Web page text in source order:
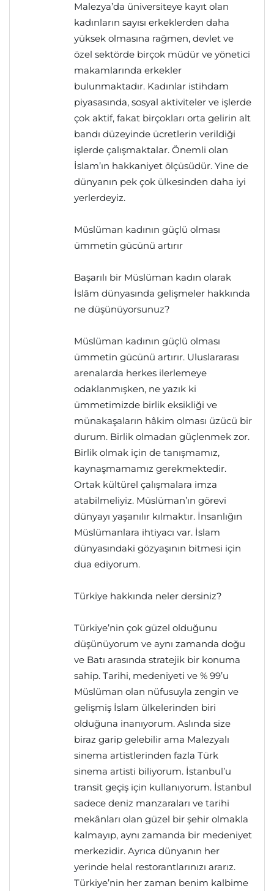
Malezya’da üniversiteye kayıt olan
kadınların sayısı erkeklerden daha
yüksek olmasına rağmen, devlet ve
özel sektörde birçok müdür ve yönetici
makamlarında erkekler
bulunmaktadır. Kadınlar istihdam
piyasasında, sosyal aktiviteler ve işlerde
çok aktif, fakat birçokları orta gelirin alt
bandı düzeyinde ücretlerin verildiği
işlerde çalışmaktalar. Önemli olan
İslam’ın hakkaniyet ölçüsüdür. Yine de
dünyanın pek çok ülkesinden daha iyi
yerlerdeyiz.
Müslüman kadının güçlü olması
ümmetin gücünü artırır
Başarılı bir Müslüman kadın olarak
İslâm dünyasında gelişmeler hakkında
ne düşünüyorsunuz?
Müslüman kadının güçlü olması
ümmetin gücünü artırır. Uluslararası
arenalarda herkes ilerlemeye
odaklanmışken, ne yazık ki
ümmetimizde birlik eksikliği ve
münakaşaların hâkim olması üzücü bir
durum. Birlik olmadan güçlenmek zor.
Birlik olmak için de tanışmamız,
kaynaşmamamız gerekmektedir.
Ortak kültürel çalışmalara imza
atabilmeliyiz. Müslüman’ın görevi
dünyayı yaşanılır kılmaktır. İnsanlığın
Müslümanlara ihtiyacı var. İslam
dünyasındaki gözyaşının bitmesi için
dua ediyorum.
Türkiye hakkında neler dersiniz?
Türkiye’nin çok güzel olduğunu
düşünüyorum ve aynı zamanda doğu
ve Batı arasında stratejik bir konuma
sahip. Tarihi, medeniyeti ve % 99’u
Müslüman olan nüfusuyla zengin ve
gelişmiş İslam ülkelerinden biri
olduğuna inanıyorum. Aslında size
biraz garip gelebilir ama Malezyalı
sinema artistlerinden fazla Türk
sinema artisti biliyorum. İstanbul’u
transit geçiş için kullanıyorum. İstanbul
sadece deniz manzaraları ve tarihi
mekânları olan güzel bir şehir olmakla
kalmayıp, aynı zamanda bir medeniyet
merkezidir. Ayrıca dünyanın her
yerinde helal restorantlarınızı ararız.
Türkiye’nin her zaman benim kalbime